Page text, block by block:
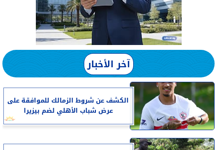
آخر الأخبار
الكشف عن شروط الزمالك للموافقة على
عرض شباب الأهلي لضم بيزيرا